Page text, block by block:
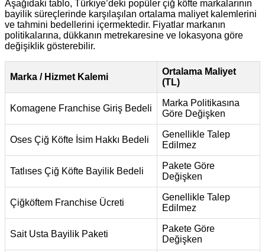
Aşağıdaki tablo, Türkiye’deki popüler çiğ köfte markalarının
bayilik süreçlerinde karşılaşılan ortalama maliyet kalemlerini
ve tahmini bedellerini içermektedir. Fiyatlar markanın
politikalarına, dükkanın metrekaresine ve lokasyona göre
değişiklik gösterebilir.
Marka / Hizmet Kalemi
Ortalama Maliyet
(TL)
Komagene Franchise Giriş Bedeli
Marka Politikasına
Göre Değişken
Oses Çiğ Köfte İsim Hakkı Bedeli
Genellikle Talep
Edilmez
Tatlıses Çiğ Köfte Bayilik Bedeli
Pakete Göre
Değişken
Çiğköftem Franchise Ücreti
Genellikle Talep
Edilmez
Sait Usta Bayilik Paketi
Pakete Göre
Değişken